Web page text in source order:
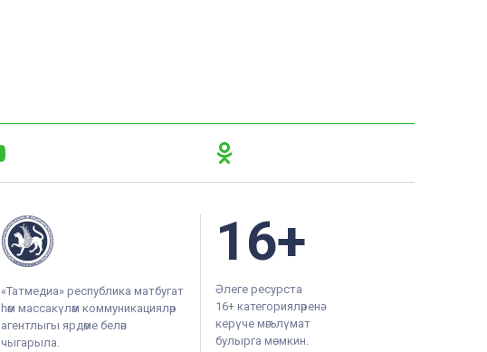
«Татмедиа» республика матбугат
һәм массакүләм коммуникацияләр
агентлыгы ярдәме белән
чыгарыла.
16+
Әлеге ресурста
16+ категорияләренә
керүче мәгълүмат
булырга мөмкин.